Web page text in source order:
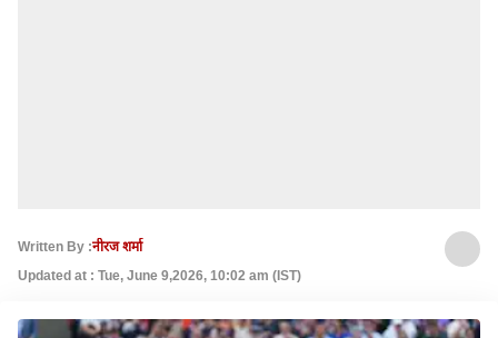
Written By :नीरज शर्मा
Updated at : Tue, June 9,2026, 10:02 am (IST)